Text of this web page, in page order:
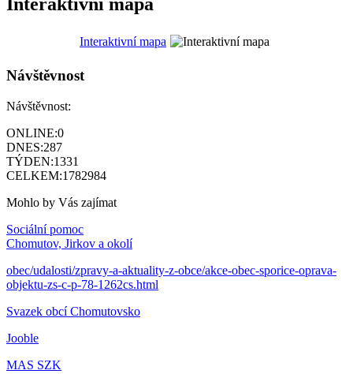
Interaktivní mapa
Návštěvnost
Návštěvnost:
ONLINE:0
DNES:287
TÝDEN:1331
CELKEM:1782984
Mohlo by Vás zajímat
Sociální pomoc
Chomutov, Jirkov a okolí
obec/udalosti/zpravy-a-aktuality-z-obce/akce-obec-sporice-oprava-
objektu-zs-c-p-78-1262cs.html
Svazek obcí Chomutovsko
Jooble
MAS SZK